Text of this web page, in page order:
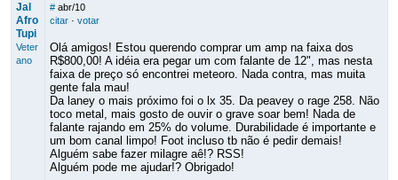
Jal
Afro
Tupi
Veter
ano
# abr/10
citar· votar
Olá amigos! Estou querendo comprar um amp na faixa dos
R$800,00! A idéia era pegar um com falante de 12", mas nesta
faixa de preço só encontrei meteoro. Nada contra, mas muita
gente fala mau!
Da laney o mais próximo foi o lx 35. Da peavey o rage 258. Não
toco metal, mais gosto de ouvir o grave soar bem! Nada de
falante rajando em 25% do volume. Durabilidade é importante e
um bom canal limpo! Foot incluso tb não é pedir demais!
Alguém sabe fazer milagre aê!? RSS!
Alguém pode me ajudar!? Obrigado!